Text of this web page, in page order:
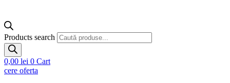
Products search
0,00 lei 0 Cart
cere oferta